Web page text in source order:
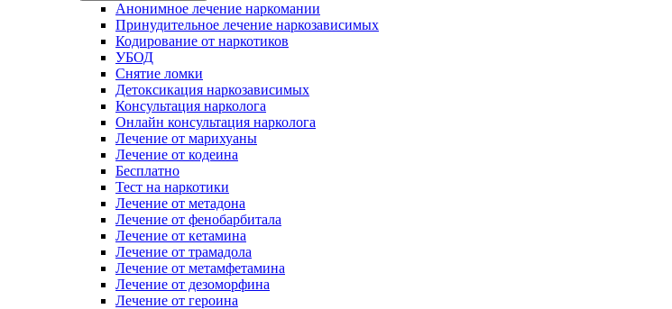
Анонимное лечение наркомании
Принудительное лечение наркозависимых
Кодирование от наркотиков
УБОД
Снятие ломки
Детоксикация наркозависимых
Консультация нарколога
Онлайн консультация нарколога
Лечение от марихуаны
Лечение от кодеина
Бесплатно
Тест на наркотики
Лечение от метадона
Лечение от фенобарбитала
Лечение от кетамина
Лечение от трамадола
Лечение от метамфетамина
Лечение от дезоморфина
Лечение от героина